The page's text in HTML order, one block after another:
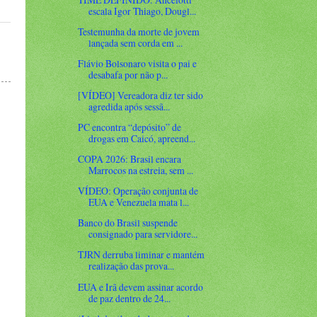
escala Igor Thiago, Dougl...
Testemunha da morte de jovem
lançada sem corda em ...
Flávio Bolsonaro visita o pai e
desabafa por não p...
[VÍDEO] Vereadora diz ter sido
agredida após sessã...
PC encontra “depósito” de
drogas em Caicó, apreend...
COPA 2026: Brasil encara
Marrocos na estreia, sem ...
VÍDEO: Operação conjunta de
EUA e Venezuela mata l...
Banco do Brasil suspende
consignado para servidore...
TJRN derruba liminar e mantém
realização das prova...
EUA e Irã devem assinar acordo
de paz dentro de 24...